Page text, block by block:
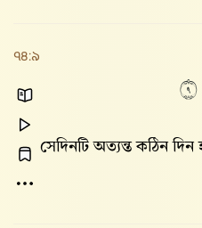
৭৪:৯
٩
সেদিনটি অত্যন্ত কঠিন দিন